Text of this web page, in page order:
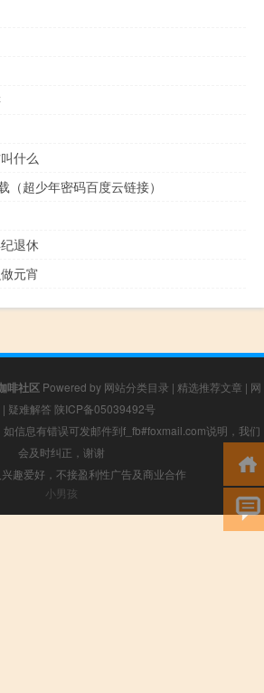
什么
（超少年密码百度云链接）
退休
元宵
啡社区 Powered by 网站分类目录 | 精选推荐文章 | 网
| 疑难解答 陕ICP备05039492号
信息有错误可发邮件到f_fb#foxmail.com说明，我们
会及时纠正，谢谢
趣爱好，不接盈利性广告及商业合作
小男孩